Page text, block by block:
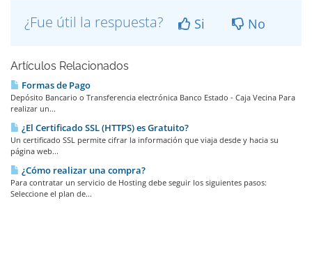
¿Fue útil la respuesta? Si No
Artículos Relacionados
Formas de Pago
Depósito Bancario o Transferencia electrónica Banco Estado - Caja Vecina Para
realizar un...
¿El Certificado SSL (HTTPS) es Gratuito?
Un certificado SSL permite cifrar la información que viaja desde y hacia su
página web...
¿Cómo realizar una compra?
Para contratar un servicio de Hosting debe seguir los siguientes pasos:
Seleccione el plan de...